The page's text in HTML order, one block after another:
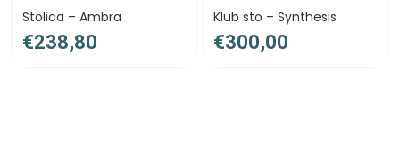
Stolica – Ambra
€
Klub sto – Synthesis
€